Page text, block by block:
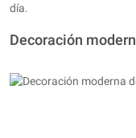
día.
Decoración